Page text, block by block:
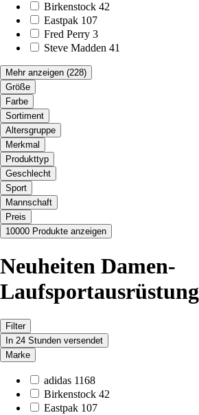
Birkenstock 42
Eastpak 107
Fred Perry 3
Steve Madden 41
Mehr anzeigen (228)
Größe
Farbe
Sortiment
Altersgruppe
Merkmal
Produkttyp
Geschlecht
Sport
Mannschaft
Preis
10000 Produkte anzeigen
Neuheiten Damen-
Laufsportausrüstung
Filter
In 24 Stunden versendet
Marke
adidas 1168
Birkenstock 42
Eastpak 107